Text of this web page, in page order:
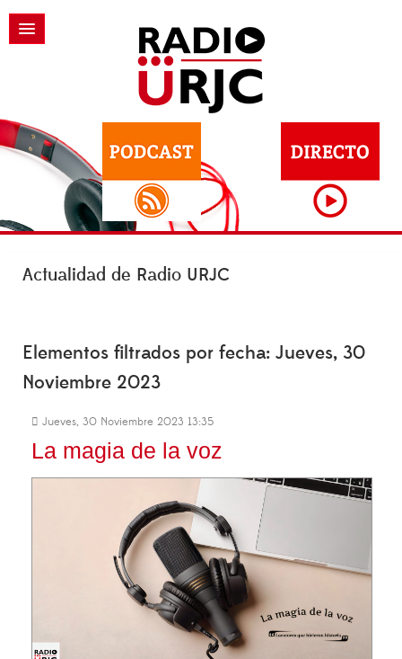
Actualidad de Radio URJC
Elementos filtrados por fecha: Jueves, 30
Noviembre 2023
Jueves, 30 Noviembre 2023 13:35
La magia de la voz